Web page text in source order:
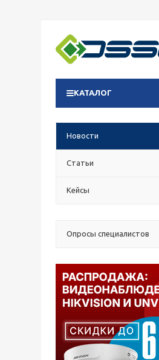
КАТАЛОГ
Новости
Статьи
Кейсы
Опросы специалистов